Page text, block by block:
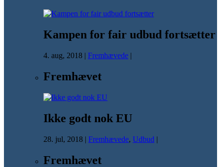
Kampen for fair udbud fortsætter
4. aug, 2018 | Fremhævede |
Fremhævet
Ikke godt nok EU
28. jul, 2018 | Fremhævede, Udbud |
Fremhævet